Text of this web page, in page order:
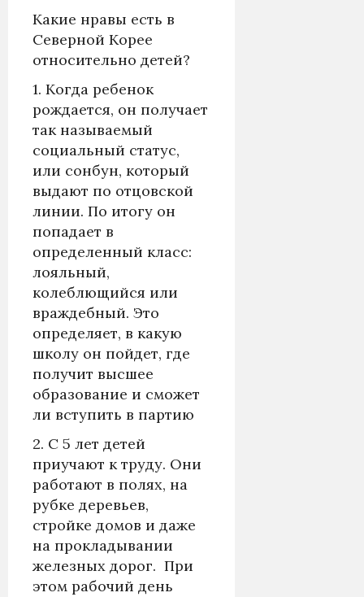
Какие нравы есть в
Северной Корее
относительно детей?
1. Когда ребенок
рождается, он получает
так называемый
социальный статус,
или сонбун, который
выдают по отцовской
линии. По итогу он
попадает в
определенный класс:
лояльный,
колеблющийся или
враждебный. Это
определяет, в какую
школу он пойдет, где
получит высшее
образование и сможет
ли вступить в партию
2. С 5 лет детей
приучают к труду. Они
работают в полях, на
рубке деревьев,
стройке домов и даже
на прокладывании
железных дорог. При
этом рабочий день